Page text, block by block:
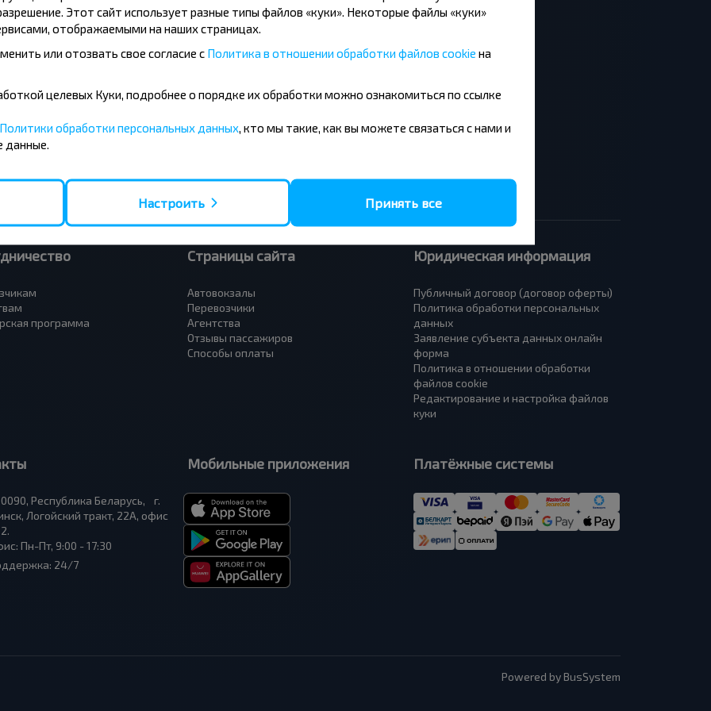
направления
Минск
Пуща
- Минск
Вильнюс - Минск
Москва - Минск
Москва - Брест
Минск - Москва
Минск - Будапешт
Брест - Варшава
программа
Страницы сайта
Автовокзалы
Перевозчики
Агентства
Отзывы пассажиров
Способы оплаты
Юридическая информация
Публичный договор (договор оферты)
Политика обработки персональных
данных
Заявление субъекта данных онлайн
форма
Политика в отношении обработки
файлов cookie
Редактирование и настройка файлов
куки
Республика Беларусь, г.
Логойский тракт, 22А, офис
Пн-Пт, 9:00 - 17:30
24/7
Мобильные приложения Платёжные системы
Powered by BusSystem
Этот сайт использует разные типы файлов «куки». Некоторые файлы «куки»
отображаемыми на наших страницах.
или отозвать свое согласие с Политика в отношении обработки файлов cookie на
целевых Куки, подробнее о порядке их обработки можно ознакомиться по ссылке
Политики обработки персональных данных , кто мы такие, как вы можете связаться с нами и
данные.
Настроить Принять все